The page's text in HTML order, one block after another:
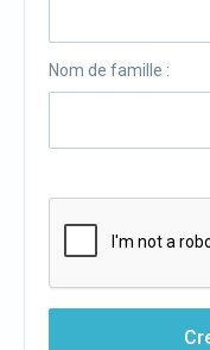
Nom de famille :